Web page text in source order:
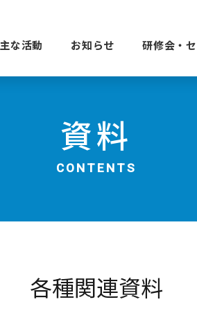
主な活動 お知らせ 研修会・
資料
CONTENTS
各種関連資料